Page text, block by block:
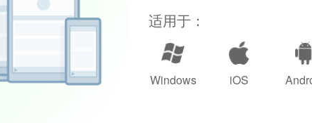
适用于：
Windows iOS